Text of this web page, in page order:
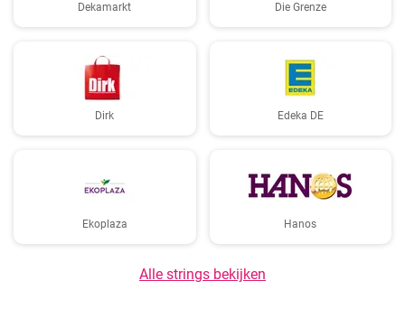
Dekamarkt Die Grenze
Dirk Edeka DE
Ekoplaza Hanos
Alle strings bekijken